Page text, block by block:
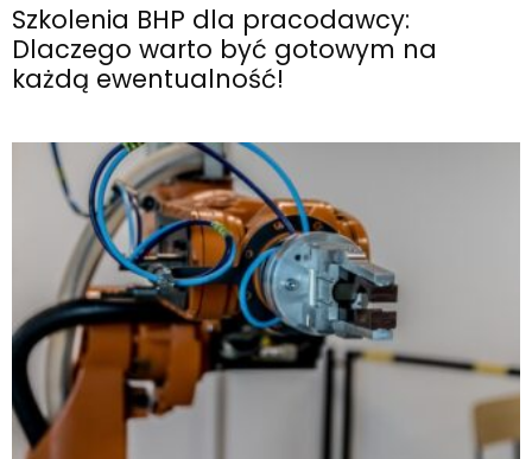
Szkolenia BHP dla pracodawcy:
Dlaczego warto być gotowym na
każdą ewentualność!